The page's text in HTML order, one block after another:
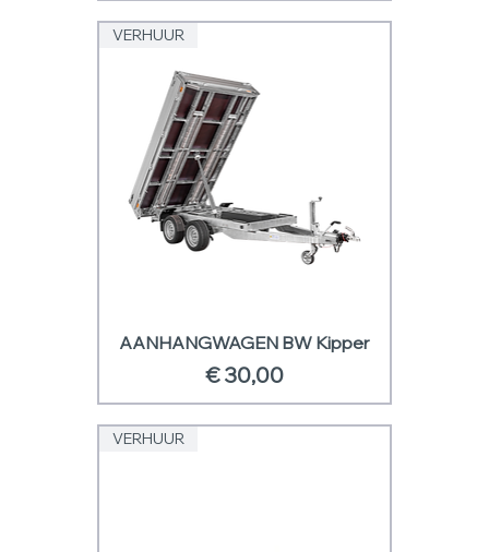
VERHUUR
AANHANGWAGEN BW Kipper
Prijs
€ 30,00
VERHUUR